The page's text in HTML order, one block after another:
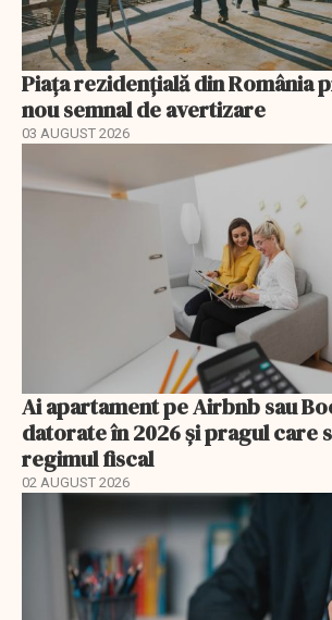
Piața rezidențială din România
nou semnal de avertizare
03 AUGUST 2026
Ai apartament pe Airbnb sau
datorate în 2026 și pragul care
regimul fiscal
02 AUGUST 2026